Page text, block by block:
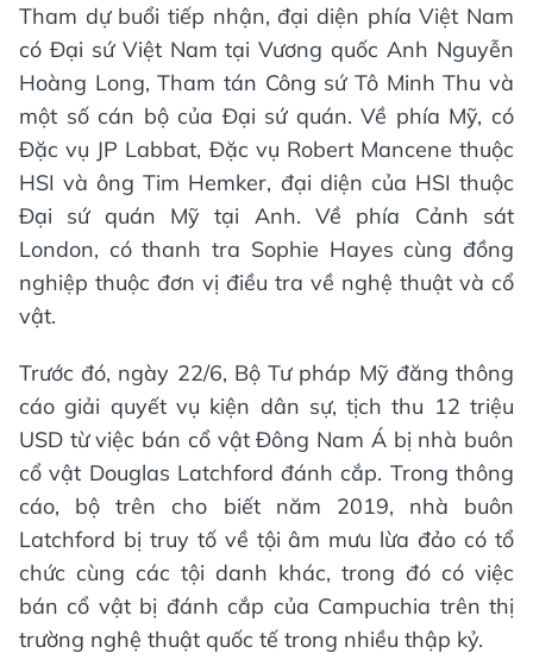
Tham dự buổi tiếp nhận, đại diện phía Việt Nam
có Đại sứ Việt Nam tại Vương quốc Anh Nguyễn
Hoàng Long, Tham tán Công sứ Tô Minh Thu và
một số cán bộ của Đại sứ quán. Về phía Mỹ, có
Đặc vụ JP Labbat, Đặc vụ Robert Mancene thuộc
HSI và ông Tim Hemker, đại diện của HSI thuộc
Đại sứ quán Mỹ tại Anh. Về phía Cảnh sát
London, có thanh tra Sophie Hayes cùng đồng
nghiệp thuộc đơn vị điều tra về nghệ thuật và cổ
vật.
Trước đó, ngày 22/6, Bộ Tư pháp Mỹ đăng thông
cáo giải quyết vụ kiện dân sự, tịch thu 12 triệu
USD từ việc bán cổ vật Đông Nam Á bị nhà buôn
cổ vật Douglas Latchford đánh cắp. Trong thông
cáo, bộ trên cho biết năm 2019, nhà buôn
Latchford bị truy tố về tội âm mưu lừa đảo có tổ
chức cùng các tội danh khác, trong đó có việc
bán cổ vật bị đánh cắp của Campuchia trên thị
trường nghệ thuật quốc tế trong nhiều thập kỷ.